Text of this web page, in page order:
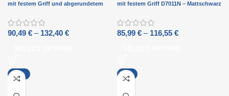
mit festem Griff und abgerundetem
90,49 € – 132,40 €
mit festem Griff D7011N – Mattschwarz
85,99 € – 116,55 €
-14% -5%